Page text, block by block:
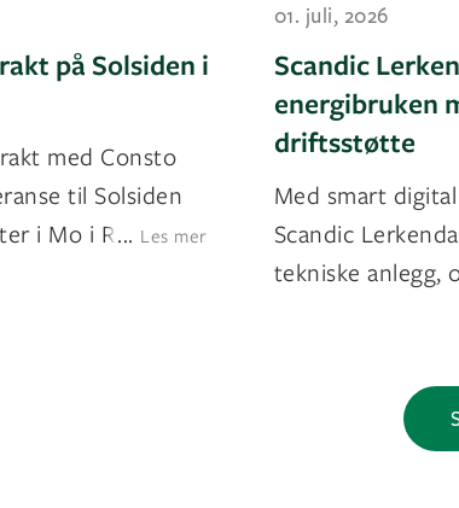
på Solsiden i
med Consto
til Solsiden
i Mo i Rana
... Les mer
01. juli, 2026
Scandic
energibruken
driftsstøtte
Med smart
Scandic
tekniske anlegg,